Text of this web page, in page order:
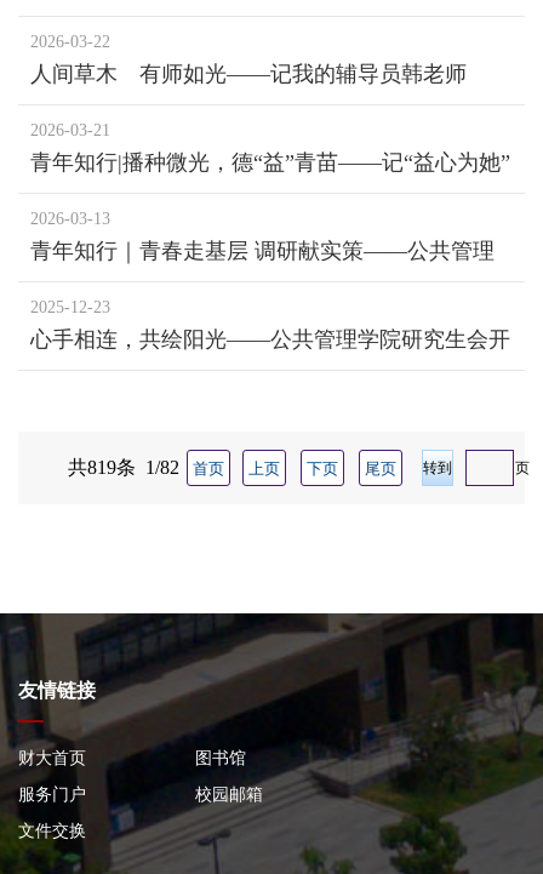
动
2026-03-22
人间草木 有师如光——记我的辅导员韩老师
2026-03-21
青年知行|播种微光，德“益”青苗——记“益心为她”
下乡支教活动
2026-03-13
青年知行｜青春走基层 调研献实策——公共管理
学院2026年寒假社会实践纪实
2025-12-23
心手相连，共绘阳光——公共管理学院研究生会开
展志愿服务活动
共819条 1/82 首页 上页 下页 尾页 页
友情链接
财大首页
图书馆
服务门户
校园邮箱
文件交换